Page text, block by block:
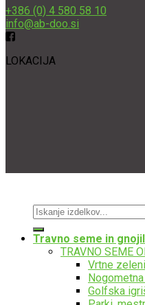
+386 (0) 4 580 58 10
info@ab-doo.si
LOKACIJA
AB d.o.o., Vse pravice
Travno seme in
TRAVNO SEME
Vrtne
Golfska